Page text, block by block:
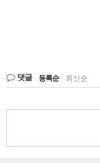
댓글 등록순 최신순